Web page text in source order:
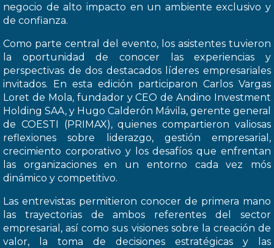
negocio de alto impacto en un ambiente exclusivo y
de confianza.
Como parte central del evento, los asistentes tuvieron
la oportunidad de conocer las experiencias y
perspectivas de dos destacados líderes empresariales
invitados. En esta edición participaron Carlos Vargas
Loret de Mola, fundador y CEO de Andino Investment
Holding SAA, y Hugo Calderón Mávila, gerente general
de COESTI (PRIMAX), quienes compartieron valiosas
reflexiones sobre liderazgo, gestión empresarial,
crecimiento corporativo y los desafíos que enfrentan
las organizaciones en un entorno cada vez mós
dinámico y competitivo.
Las entrevistas permitieron conocer de primera mano
las trayectorias de ambos referentes del sector
empresarial, así como sus visiones sobre la creación de
valor, la toma de decisiones estratégicas y las